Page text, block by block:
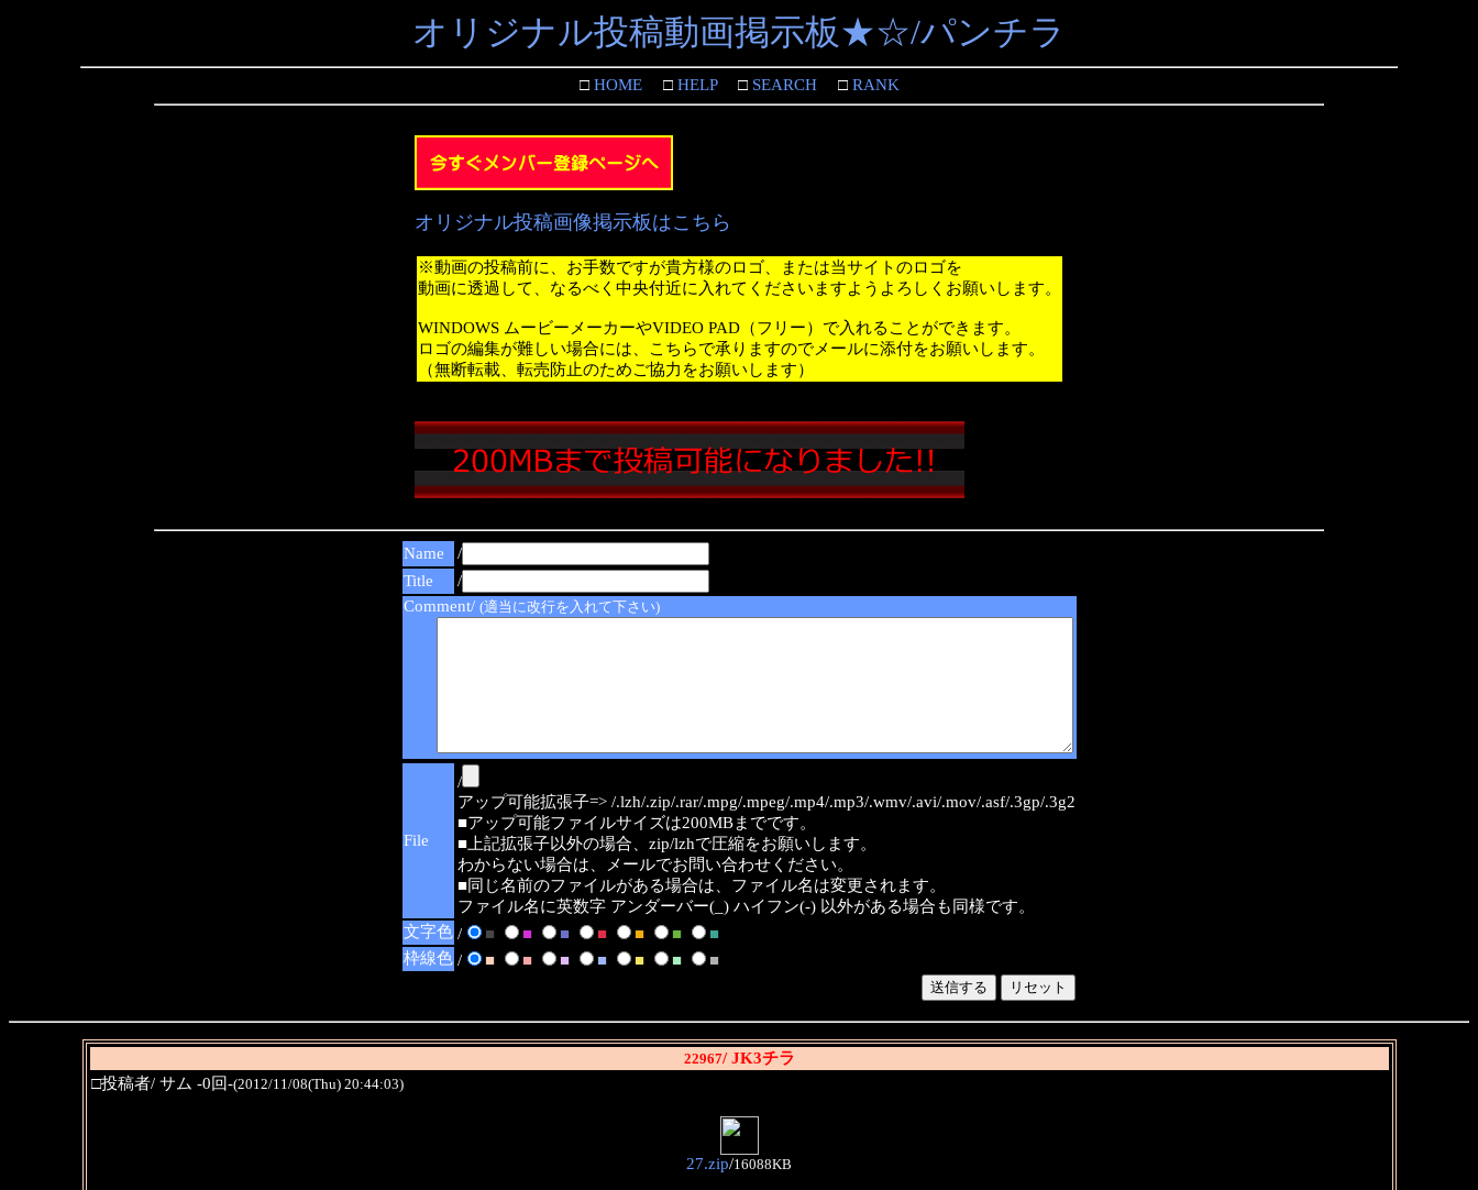
オリジナル投稿動画掲示板★☆/パンチラ
□HOME□HELP□SEARCH□RANK
オリジナル投稿画像掲示板はこちら
※動画の投稿前に、お手数ですが貴方様のロゴ、または当サイトのロゴを
動画に透過して、なるべく中央付近に入れてくださいますようよろしくお願いします。
WINDOWS ムービーメーカーやVIDEO PAD（フリー）で入れることができます。
ロゴの編集が難しい場合には、こちらで承りますのでメールに添付をお願いします。
（無断転載、転売防止のためご協力をお願いします）
Name
/
Title
/
Comment/ (適当に改行を入れて下さい)
File
/
アップ可能拡張子=> /.lzh/.zip/.rar/.mpg/.mpeg/.mp4/.mp3/.wmv/.avi/.mov/.asf/.3gp/.3g2
■アップ可能ファイルサイズは200MBまでです。
■上記拡張子以外の場合、zip/lzhで圧縮をお願いします。
わからない場合は、メールでお問い合わせください。
■同じ名前のファイルがある場合は、ファイル名は変更されます。
ファイル名に英数字 アンダーバー(_) ハイフン(-) 以外がある場合も同様です。
文字色 / ■ ■ ■ ■ ■ ■
■
枠線色 / ■ ■ ■ ■ ■ ■ ■
22967/ JK3チラ
□投稿者/ サム -0回-(2012/11/08(Thu) 20:44:03)
27.zip/16088KB